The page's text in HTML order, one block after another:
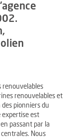
renouvelables
renouvelables et
pionniers du
expertise est
passant par la
Nous